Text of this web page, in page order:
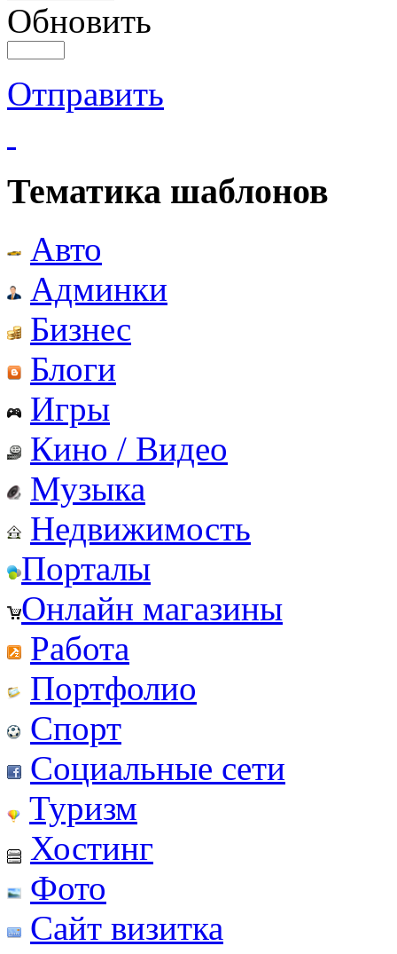
Обновить
Отправить
Тематика шаблонов
Авто
Админки
Бизнес
Блоги
Игры
Кино / Видео
Музыка
Недвижимость
Порталы
Онлайн магазины
Работа
Портфолио
Спорт
Социальные сети
Туризм
Хостинг
Фото
Сайт визитка